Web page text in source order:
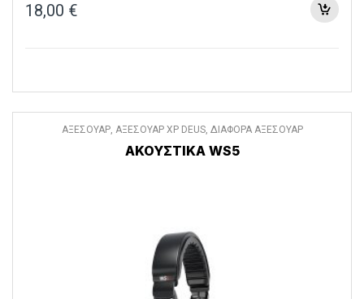
18,00 €
ΑΞΕΣΟΥΑΡ, ΑΞΕΣΟΥΑΡ XP DEUS, ΔΙΑΦΟΡΑ ΑΞΕΣΟΥΑΡ
ΑΚΟΥΣΤΙΚΑ WS5